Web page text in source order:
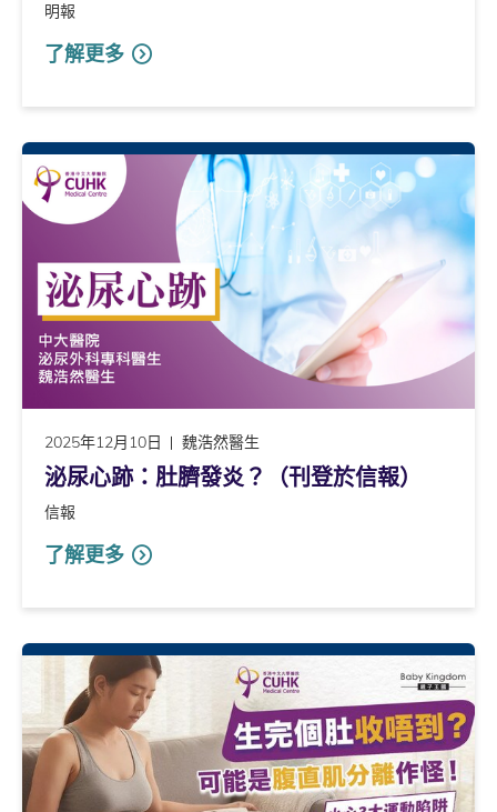
明報
了解更多
2025年12月10日 魏浩然醫生
泌尿心跡：肚臍發炎？（刊登於信報）
信報
了解更多